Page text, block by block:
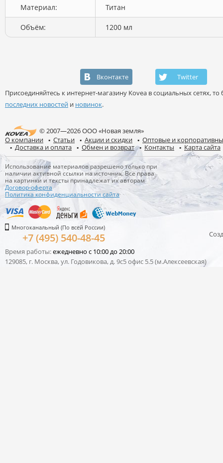
Материал: Титан
Объём: 1200 мл
Вконтакте
Twitter
Присоединяйтесь к интернет-магазину Kovea в социальных сетях, то
последних новостей и новинок.
© 2007—2026 ООО «Новая земля»
О компании
Статьи Акции и скидки
Оптовые и
Доставка и оплата
Обмен и возврат Контакты Карта сайта
Использование материалов разрешено только при
наличии активной ссылки на источник. Все права
на картинки и тексты принадлежат их авторам
Договор-оферта
Политика конфиденциальности сайта
Многоканальный (По всей России)
+7 (495) 540-48-45
Время работы:ежедневно с 10:00 до 20:00
129085, г. Москва, ул. Годовикова, д. 9с5 офис 5.5 (м.Алексеевская)